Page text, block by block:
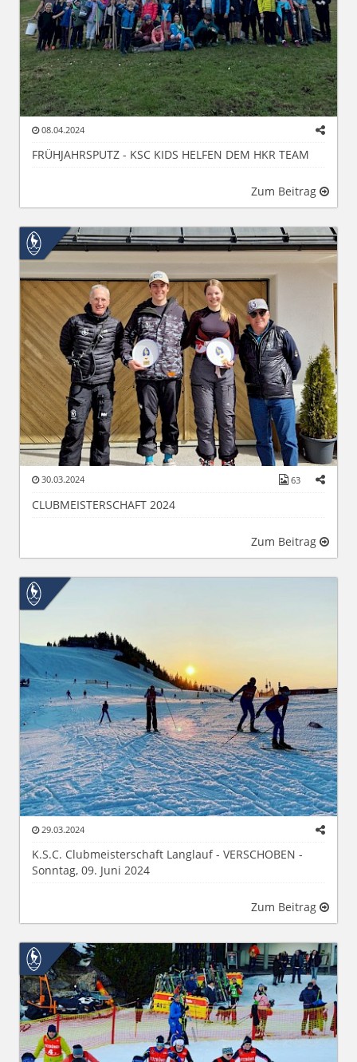
08.04.2024
FRÜHJAHRSPUTZ - KSC KIDS HELFEN DEM HKR TEAM
Zum Beitrag
30.03.2024 63
CLUBMEISTERSCHAFT 2024
Zum Beitrag
29.03.2024
K.S.C. Clubmeisterschaft Langlauf - VERSCHOBEN -
Sonntag, 09. Juni 2024
Zum Beitrag